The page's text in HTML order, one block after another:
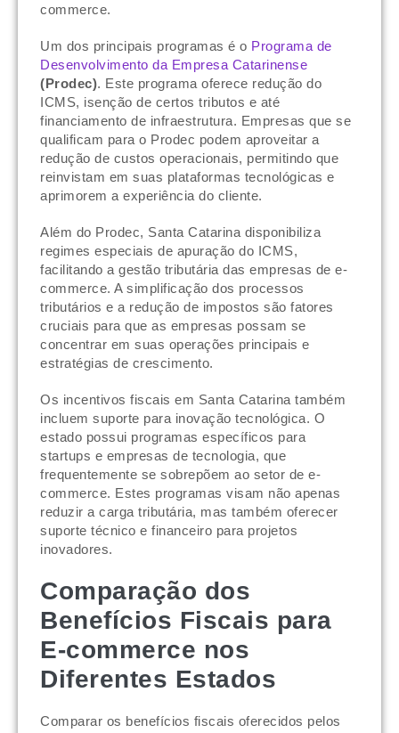
commerce.
Um dos principais programas é o Programa de
Desenvolvimento da Empresa Catarinense
(Prodec). Este programa oferece redução do
ICMS, isenção de certos tributos e até
financiamento de infraestrutura. Empresas que se
qualificam para o Prodec podem aproveitar a
redução de custos operacionais, permitindo que
reinvistam em suas plataformas tecnológicas e
aprimorem a experiência do cliente.
Além do Prodec, Santa Catarina disponibiliza
regimes especiais de apuração do ICMS,
facilitando a gestão tributária das empresas de e-
commerce. A simplificação dos processos
tributários e a redução de impostos são fatores
cruciais para que as empresas possam se
concentrar em suas operações principais e
estratégias de crescimento.
Os incentivos fiscais em Santa Catarina também
incluem suporte para inovação tecnológica. O
estado possui programas específicos para
startups e empresas de tecnologia, que
frequentemente se sobrepõem ao setor de e-
commerce. Estes programas visam não apenas
reduzir a carga tributária, mas também oferecer
suporte técnico e financeiro para projetos
inovadores.
Comparação dos
Benefícios Fiscais para
E-commerce nos
Diferentes Estados
Comparar os benefícios fiscais oferecidos pelos